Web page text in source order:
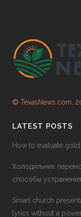
© TexasNews.com,
LATEST POSTS
How to evaluate
Холодильник
способы
Smart church
lyrics without a